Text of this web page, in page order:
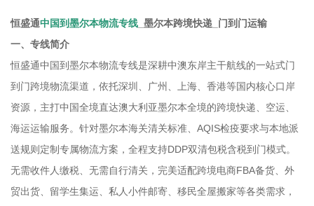
恒盛通中国到墨尔本物流专线 _墨尔本跨境快递_门到门运输
一、专线简介
恒盛通中国到墨尔本物流专线是深耕中澳东岸主干航线的一站式门
到门跨境物流渠道，依托深圳、广州、上海、香港等国内核心口岸
资源，主打中国全境直达澳大利亚墨尔本全境的跨境快递、空运、
海运运输服务。针对墨尔本海关清关标准、AQIS检疫要求与本地派
送规则定制专属物流方案，全程支持DDP双清包税含税到门模式。
无需收件人缴税、无需自行清关，完美适配跨境电商FBA备货、外
贸出货、留学生集运、私人小件邮寄、移民全屋搬家等各类需求，